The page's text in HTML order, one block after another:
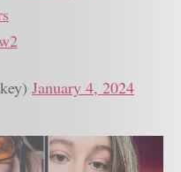
January 4, 2024